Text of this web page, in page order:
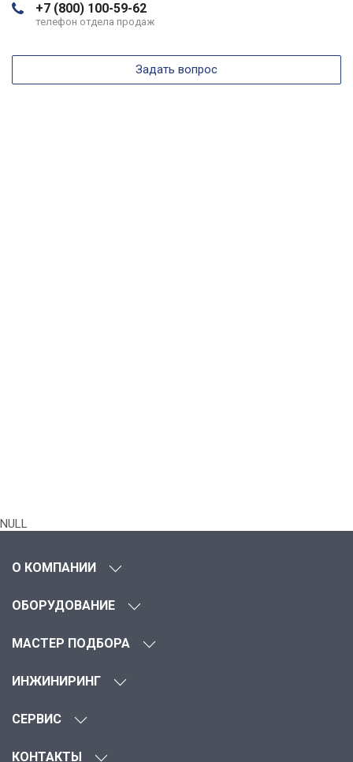
+7 (800) 100-59-62
телефон отдела продаж
Задать вопрос
NULL
О КОМПАНИИ
ОБОРУДОВАНИЕ
МАСТЕР ПОДБОРА
ИНЖИНИРИНГ
СЕРВИС
КОНТАКТЫ